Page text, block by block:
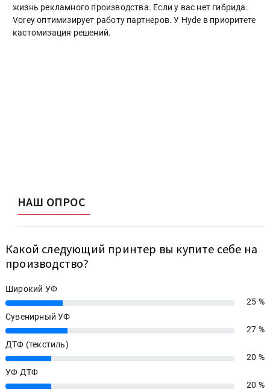
жизнь рекламного производства. Если у вас нет гибрида.
Vorey оптимизирует работу партнеров. У Hyde в приоритете
кастомизация решений.
НАШ ОПРОС
Какой следующий принтер вы купите себе на
производство?
Широкий УФ
25%
25 %
Сувенирный УФ
27%
27 %
ДТФ (текстиль)
20%
20 %
УФ ДТФ
20%
20 %